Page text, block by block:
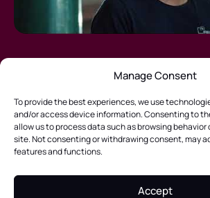
Manage Consent
To provide the best experiences, we use
and/or access device information. Consenting to
allow us to process data such as browsing behavior
site. Not consenting or withdrawing consent, may
features and functions.
Accept
Hulp nodig? Laat het ons
E-mail:info@wearemorrow.nl
Cookie Policy
Algemene Voorwaarden